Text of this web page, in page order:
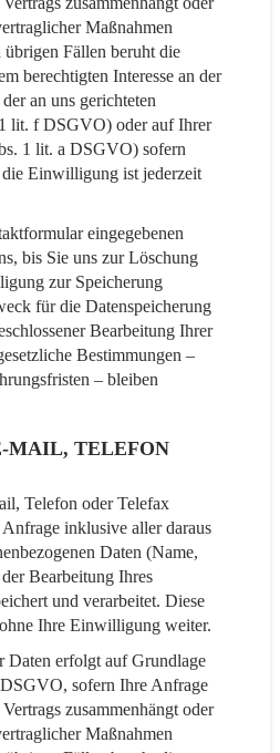
Maßnahmen
Fällen beruht die
berechtigten Interesse an der
an uns gerichteten
lit. f DSGVO) oder auf Ihrer
1 lit. a DSGVO) sofern
Einwilligung ist jederzeit
eingegebenen
bis Sie uns zur Löschung
zur Speicherung
für die Datenspeicherung
Bearbeitung Ihrer
Bestimmungen –
– bleiben
MAIL, TELEFON
Telefon oder Telefax
inklusive aller daraus
Daten (Name,
Bearbeitung Ihres
und verarbeitet. Diese
Ihre Einwilligung weiter.
Daten erfolgt auf Grundlage
sofern Ihre Anfrage
zusammenhängt oder
Maßnahmen